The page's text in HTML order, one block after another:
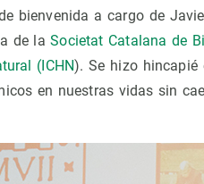
bienvenida a cargo de
de laSocietat Catalana de
(ICHN). Se hizo hincapié
en nuestras vidas sin